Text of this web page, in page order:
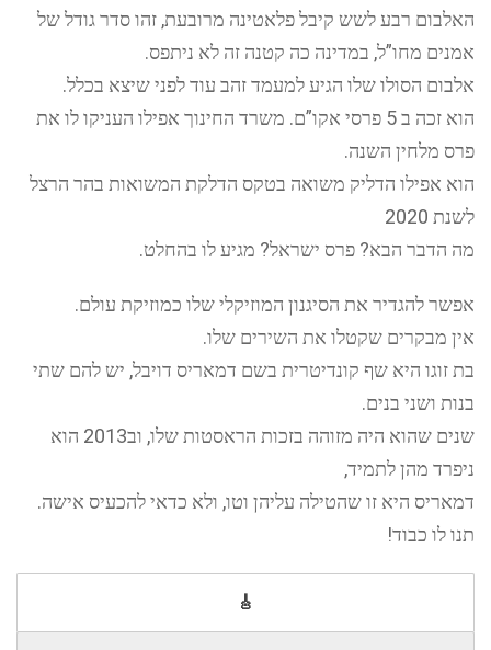
האלבום רבע לשש קיבל פלאטינה מרובעת, זהו סדר גודל של
אמנים מחו”ל, במדינה כה קטנה זה לא ניתפס.
אלבום הסולו שלו הגיע למעמד זהב עוד לפני שיצא בכלל.
הוא זכה ב 5 פרסי אקו”ם. משרד החינוך אפילו העניקו לו את
פרס מלחין השנה.
הוא אפילו הדליק משואה בטקס הדלקת המשואות בהר הרצל
לשנת 2020
מה הדבר הבא? פרס ישראל? מגיע לו בהחלט.
אפשר להגדיר את הסיגנון המוזיקלי שלו כמוזיקת עולם.
אין מבקרים שקטלו את השירים שלו.
בת זוגו היא שף קונדיטרית בשם דמאריס דויבל, יש להם שתי
בנות ושני בנים.
שנים שהוא היה מזוהה בזכות הראסטות שלו, וב2013 הוא
ניפרד מהן לתמיד,
דמאריס היא זו שהטילה עליהן וטו, ולא כדאי להכעיס אישה.
תנו לו כבוד!
🎸